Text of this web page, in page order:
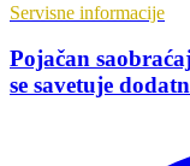
Servisne informacije
Pojačan
se savetuje